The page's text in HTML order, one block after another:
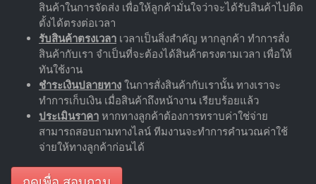
สินค้าในการจัดส่ง เพื่อให้ลูกค้ามั่นใจว่าจะได้รับสินค้าไปติด
ตั้งได้ตรงต่อเวลา
รับสินค้าตรงเวลา เวลาเป็นสิ่งสำคัญ หากลูกค้า ทำการสั่ง
สินค้ากับเรา จำเป็นที่จะต้องได้สินค้าตรงตามเวลา เพื่อให้
ทันใช้งาน
ชำระเงินปลายทาง ในการสั่งสินค้ากับเรานั้น ทางเราจะ
ทำการเก็บเงิน เมื่อสินค้าถึงหน้างาน เรียบร้อยแล้ว
ประเมินราคา หากทางลูกค้าต้องการทราบค่าใช่จ่าย
สามารถสอบถามทางไลน์ ทีมงานจะทำการคำนวณค่าใช้
จ่ายให้ทางลูกค้าก่อนได้